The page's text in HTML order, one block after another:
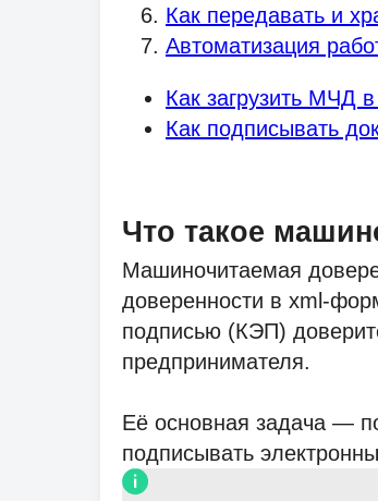
Как передавать и
Автоматизация
Как загрузить МЧД
Как подписывать
Что такое
Машиночитаемая
доверенности в xml-
подписью (КЭП)
предпринимателя.
Её основная задача —
подписывать